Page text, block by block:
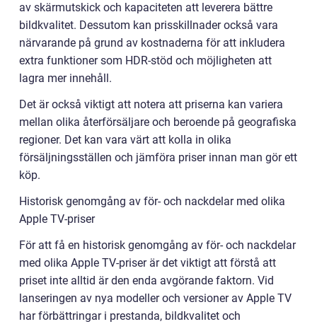
av skärmutskick och kapaciteten att leverera bättre
bildkvalitet. Dessutom kan prisskillnader också vara
närvarande på grund av kostnaderna för att inkludera
extra funktioner som HDR-stöd och möjligheten att
lagra mer innehåll.
Det är också viktigt att notera att priserna kan variera
mellan olika återförsäljare och beroende på geografiska
regioner. Det kan vara värt att kolla in olika
försäljningsställen och jämföra priser innan man gör ett
köp.
Historisk genomgång av för- och nackdelar med olika
Apple TV-priser
För att få en historisk genomgång av för- och nackdelar
med olika Apple TV-priser är det viktigt att förstå att
priset inte alltid är den enda avgörande faktorn. Vid
lanseringen av nya modeller och versioner av Apple TV
har förbättringar i prestanda, bildkvalitet och